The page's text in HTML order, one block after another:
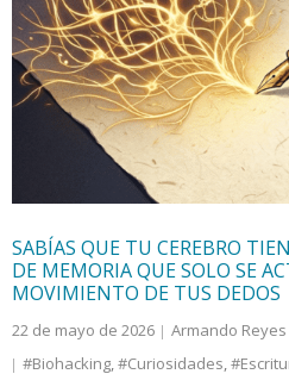
Colaboradores
Internacional
Cultura
SABÍAS QUE TU CEREBRO
DE MEMORIA QUE SOLO SE
MOVIMIENTO DE TUS DEDOS
22 de mayo de 2026 Armando Reyes
#Biohacking,#Curiosidades,